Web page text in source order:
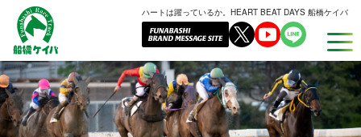
船
橋
ハートは躍っているか。HEART BEAT DAYS 船橋ケイバ